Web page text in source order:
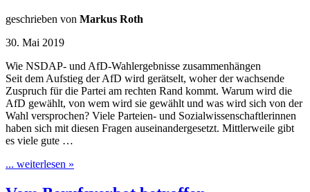
geschrieben von Markus Roth
30. Mai 2019
Wie NSDAP- und AfD-Wahlergebnisse zusammenhängen
Seit dem Aufstieg der AfD wird gerätselt, woher der wachsende
Zuspruch für die Partei am rechten Rand kommt. Warum wird die
AfD gewählt, von wem wird sie gewählt und was wird sich von der
Wahl versprochen? Viele Parteien- und Sozialwissenschaftlerinnen
haben sich mit diesen Fragen auseinandergesetzt. Mittlerweile gibt
es viele gute …
... weiterlesen »